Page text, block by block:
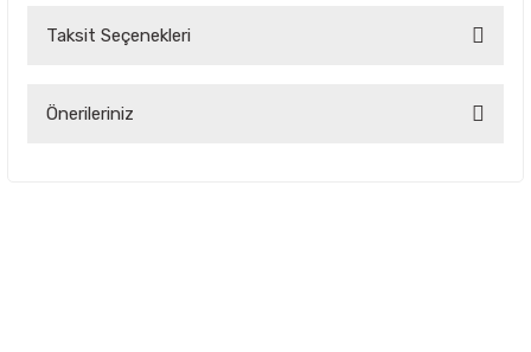
Bu ürüne ilk yorumu siz yapın!
Taksit Seçenekleri
Önerileriniz